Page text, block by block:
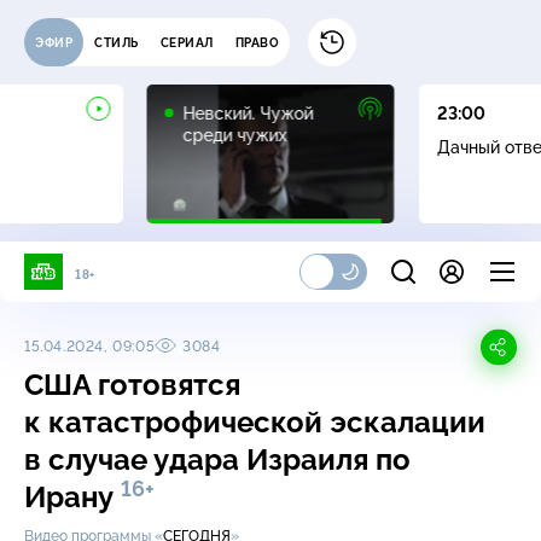
ЭФИР СТИЛЬ СЕРИАЛ ПРАВО
Невский. Чужой
среди чужих
16+
23:00
Дачный
18+
15.04.2024, 09:05 3084
США готовятся
к катастрофической эскалации
в случае удара Израиля по
Ирану 16+
Видео программы «СЕГОДНЯ»